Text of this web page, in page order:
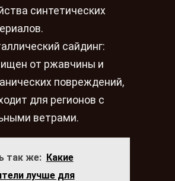
синтетических
сайдинг:
от ржавчины и
повреждений,
для регионов с
ветрами.
так же: Какие
лучше для